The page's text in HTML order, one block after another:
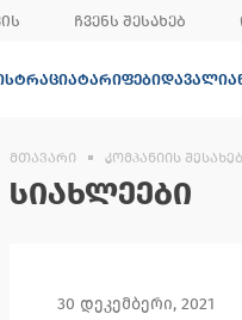
ᲩᲕᲔᲜᲡ ᲨᲔᲡᲐᲮᲔᲑ
ᲢᲐᲠᲘᲤᲔᲑᲘ
ᲛᲗᲐᲕᲐᲠᲘ ᲙᲝᲛᲞᲐᲜᲘᲘᲡ ᲨᲔᲡᲐᲮᲔᲑ
ᲡᲘᲐᲮᲚᲔᲔᲑᲘ
30 დეკემბერი, 2021